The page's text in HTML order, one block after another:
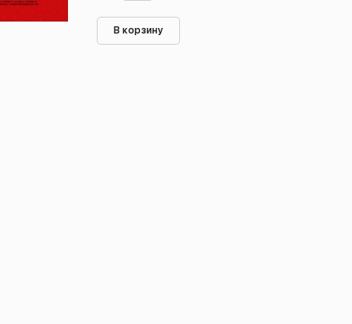
В корзину